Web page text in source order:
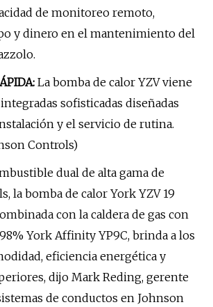
de monitoreo remoto,
y dinero en el mantenimiento del
La bomba de calor YZV viene
sofisticadas diseñadas
y el servicio de rutina.
Controls)
dual de alta gama de
la bomba de calor York YZV 19
con la caldera de gas con
York Affinity YP9C, brinda a los
eficiencia energética y
dijo Mark Reding, gerente
de conductos en Johnson